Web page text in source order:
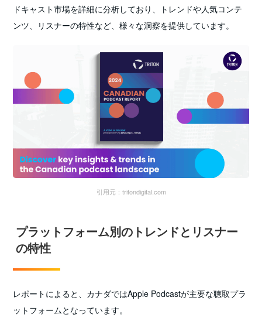
ドキャスト市場を詳細に分析しており、トレンドや人気コンテ
ンツ、リスナーの特性など、様々な洞察を提供しています。
引用元：tritondigital.com
プラットフォーム別のトレンドとリスナー
の特性
レポートによると、カナダではApple Podcastが主要な聴取プラ
ットフォームとなっています。